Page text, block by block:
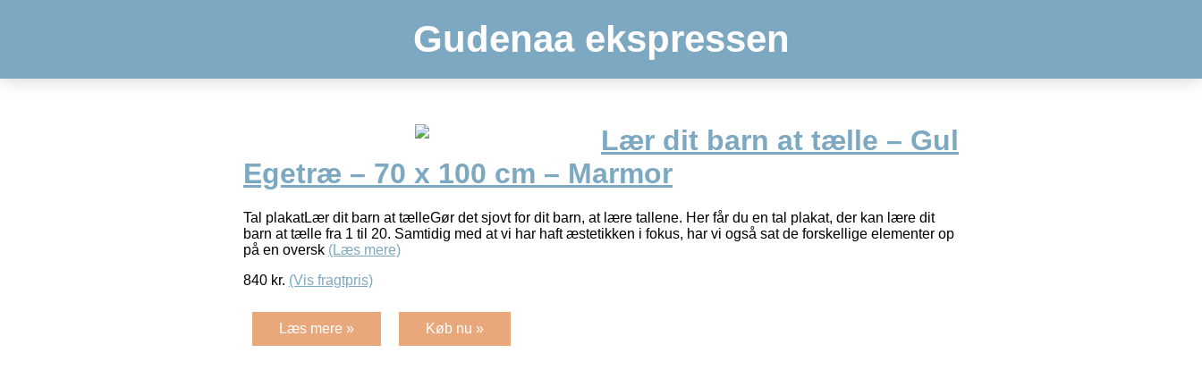
Gudenaa ekspressen
Lær dit barn at tælle – Gul
Egetræ – 70 x 100 cm – Marmor
Tal plakatLær dit barn at tælleGør det sjovt for dit barn, at lære tallene. Her får du en tal plakat, der kan lære dit
barn at tælle fra 1 til 20. Samtidig med at vi har haft æstetikken i fokus, har vi også sat de forskellige elementer op
på en oversk (Læs mere)
840 kr. (Vis fragtpris)
Læs mere » Køb nu »